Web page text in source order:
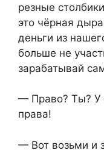
резные
это чёрная
деньги из
больше не
зарабатывай
— Право? Ты? У
права!
— Вот возьми и